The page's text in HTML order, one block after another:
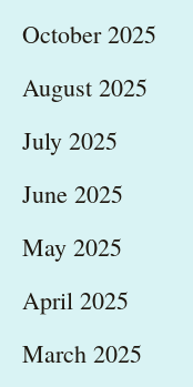
October 2025
August 2025
July 2025
June 2025
May 2025
April 2025
March 2025